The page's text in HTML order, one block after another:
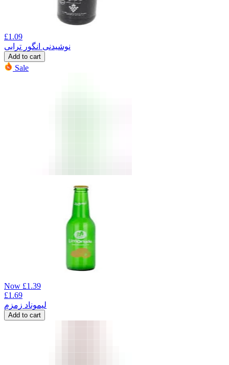
£1.09
نوشیدنی انگور ترابی
Add to cart
Sale
Now £1.39
£1.69
لیموناد زمزم
Add to cart